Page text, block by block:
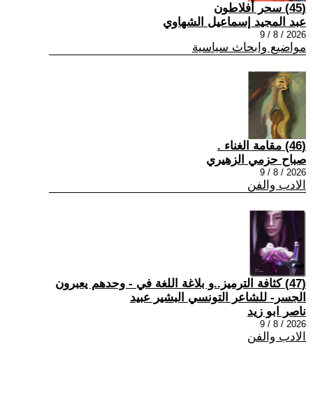
(45) سحر أفلاطون
عبد المجيد إسماعيل الشهاوي
2026 / 8 / 9
مواضيع وابحاث سياسية
(46) مقامة الغناء .
صباح حزمي الزهيري
2026 / 8 / 9
الادب والفن
(47) كثافة الترميز..و بلاغة اللغة في - وحدهم يعبرون
الجسر- للشاعر التونسي البشير عبيد
ناصر ابو زيد
2026 / 8 / 9
الادب والفن